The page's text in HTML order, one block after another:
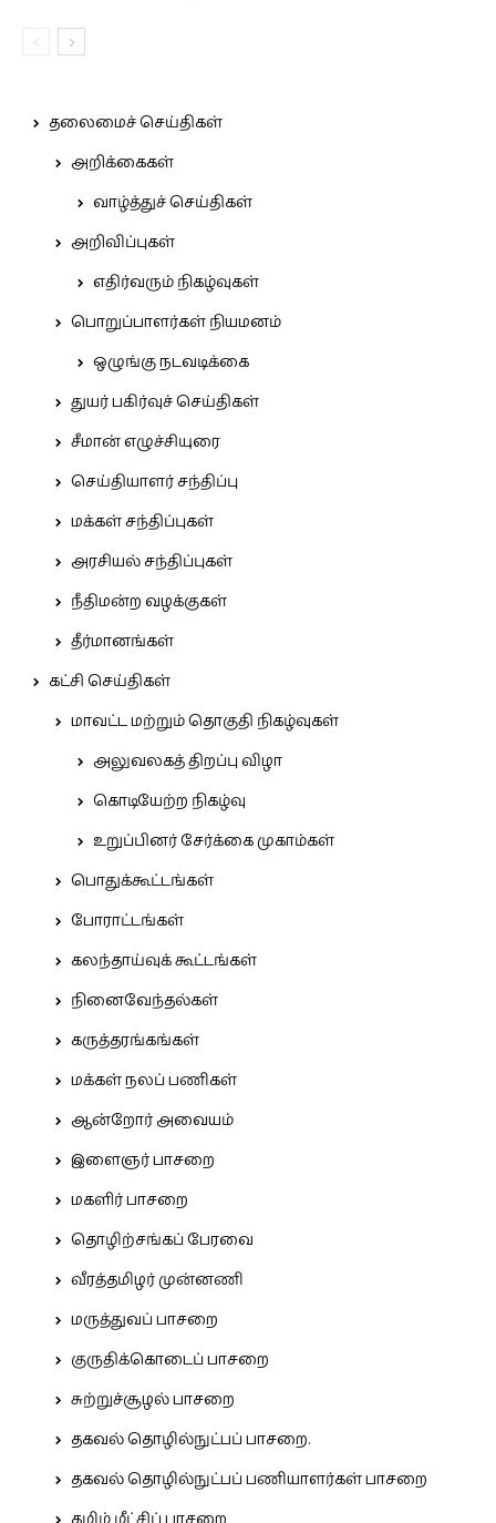
தலைமைச் செய்திகள்
அறிக்கைகள்
வாழ்த்துச் செய்திகள்
அறிவிப்புகள்
எதிர்வரும் நிகழ்வுகள்
பொறுப்பாளர்கள் நியமனம்
ஒழுங்கு நடவடிக்கை
துயர் பகிர்வுச் செய்திகள்
சீமான் எழுச்சியுரை
செய்தியாளர் சந்திப்பு
மக்கள் சந்திப்புகள்
அரசியல் சந்திப்புகள்
நீதிமன்ற வழக்குகள்
தீர்மானங்கள்
கட்சி செய்திகள்
மாவட்ட மற்றும் தொகுதி நிகழ்வுகள்
அலுவலகத் திறப்பு விழா
கொடியேற்ற நிகழ்வு
உறுப்பினர் சேர்க்கை முகாம்கள்
பொதுக்கூட்டங்கள்
போராட்டங்கள்
கலந்தாய்வுக் கூட்டங்கள்
நினைவேந்தல்கள்
கருத்தரங்கங்கள்
மக்கள் நலப் பணிகள்
ஆன்றோர் அவையம்
இளைஞர் பாசறை
மகளிர் பாசறை
தொழிற்சங்கப் பேரவை
வீரத்தமிழர் முன்னணி
மருத்துவப் பாசறை
குருதிக்கொடைப் பாசறை
சுற்றுச்சூழல் பாசறை
தகவல் தொழில்நுட்பப் பாசறை.
தகவல் தொழில்நுட்பப் பணியாளர்கள் பாசறை